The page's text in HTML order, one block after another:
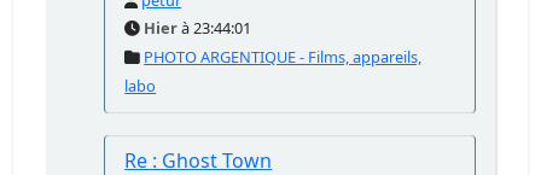
Hierà 23:44:01
PHOTO ARGENTIQUE - Films, appareils,
labo
Re : Ghost Town